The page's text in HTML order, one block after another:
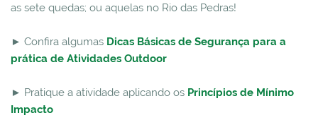
as sete quedas; ou aquelas no Rio das Pedras!
► Confira algumas Dicas Básicas de Segurança para a
prática de Atividades Outdoor
► Pratique a atividade aplicando os Princípios de Mínimo
Impacto